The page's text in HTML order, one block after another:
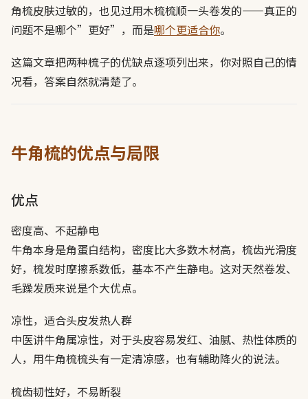
角梳皮肤过敏的，也见过用木梳梳顺一头卷发的——真正的
问题不是哪个”更好”，而是哪个更适合你。
这篇文章把两种梳子的优缺点逐项列出来，你对照自己的情
况看，答案自然就清楚了。
牛角梳的优点与局限
优点
密度高、不起静电
牛角本身是角蛋白结构，密度比大多数木材高，梳齿光滑度
好，梳发时摩擦系数低，基本不产生静电。这对天然卷发、
毛躁发质来说是个大优点。
凉性，适合头皮发热人群
中医讲牛角属凉性，对于头皮容易发红、油腻、热性体质的
人，用牛角梳梳头有一定清凉感，也有辅助降火的说法。
梳齿韧性好，不易断裂